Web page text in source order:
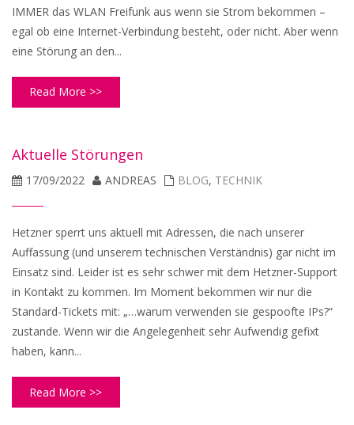
IMMER das WLAN Freifunk aus wenn sie Strom bekommen –
egal ob eine Internet-Verbindung besteht, oder nicht. Aber wenn
eine Störung an den...
Read More >>
Aktuelle Störungen
17/09/2022 ANDREAS BLOG, TECHNIK
Hetzner sperrt uns aktuell mit Adressen, die nach unserer
Auffassung (und unserem technischen Verständnis) gar nicht im
Einsatz sind. Leider ist es sehr schwer mit dem Hetzner-Support
in Kontakt zu kommen. Im Moment bekommen wir nur die
Standard-Tickets mit: „…warum verwenden sie gespoofte IPs?“
zustande. Wenn wir die Angelegenheit sehr Aufwendig gefixt
haben, kann...
Read More >>